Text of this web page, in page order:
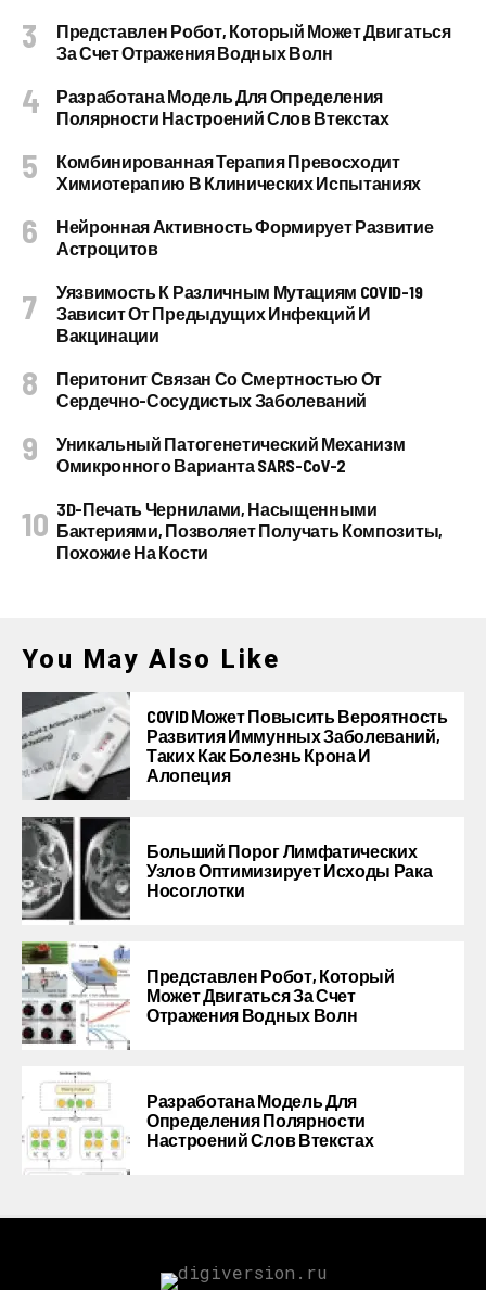
Представлен Робот, Который Может Двигаться
За Счет Отражения Водных Волн
Разработана Модель Для Определения
Полярности Настроений Слов Втекстах
Комбинированная Терапия Превосходит
Химиотерапию В Клинических Испытаниях
Нейронная Активность Формирует Развитие
Астроцитов
Уязвимость К Различным Мутациям COVID-19
Зависит От Предыдущих Инфекций И
Вакцинации
Перитонит Связан Со Смертностью От
Сердечно-Сосудистых Заболеваний
Уникальный Патогенетический Механизм
Омикронного Варианта SARS-CoV-2
3D-Печать Чернилами, Насыщенными
Бактериями, Позволяет Получать Композиты,
Похожие На Кости
You May Also Like
COVID Может Повысить Вероятность
Развития Иммунных Заболеваний,
Таких Как Болезнь Крона И
Алопеция
Больший Порог Лимфатических
Узлов Оптимизирует Исходы Рака
Носоглотки
Представлен Робот, Который
Может Двигаться За Счет
Отражения Водных Волн
Разработана Модель Для
Определения Полярности
Настроений Слов Втекстах